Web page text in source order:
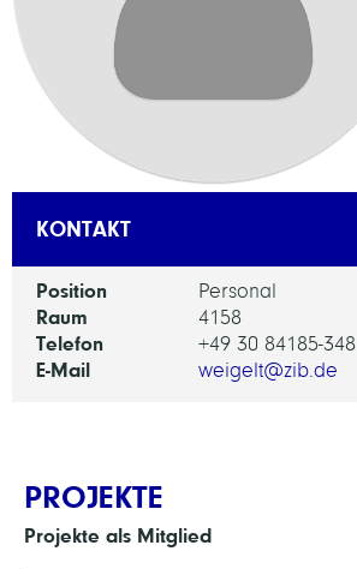
KONTAKT
Position Personal
Raum 4158
Telefon +49 30 84185-348
E-Mail weigelt@zib.de
PROJEKTE
Projekte als Mitglied